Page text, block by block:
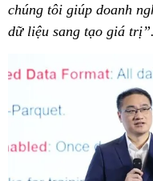
chúng tôi giúp doanh
dữ liệu sang tạo giá trị”.